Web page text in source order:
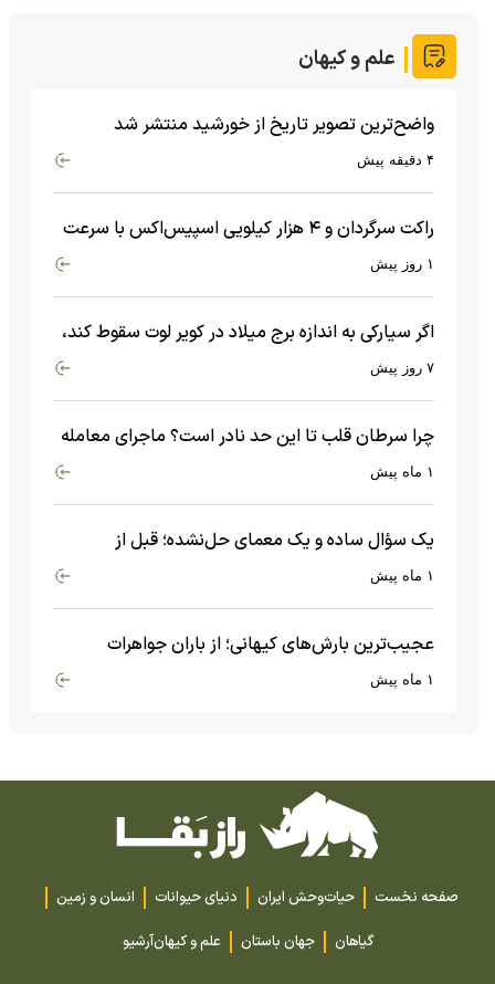
علم و کیهان
واضح‌ترین تصویر تاریخ از خورشید منتشر شد
۴ دقیقه پیش
راکت سرگردان و ۴ هزار کیلویی اسپیس‌اکس با سرعت
هشت هزار و ۶۹۰ کیلومتر در ساعت به ماه برخورد کرد۱ روز پیش
اگر سیارکی به اندازه برج میلاد در کویر لوت سقوط کند،
چه اتفاقی می‌افتد؟
۷ روز پیش
چرا سرطان قلب تا این حد نادر است؟ ماجرای معامله
عجیبی که در بدن اتفاق می‌افتد!۱ ماه پیش
یک سؤال ساده و یک معمای حل‌نشده؛ قبل از
بیگ‌بنگ و آغاز جهان چه چیزی وجود داشت؟۱ ماه پیش
عجیب‌ترین بارش‌های کیهانی؛ از باران جواهرات
گران‌قیمت تا بارش آهن و شیشه۱ ماه پیش
صفحه نخست حیات‌وحش ایران دنیای حیوانات
انسان و زمین
گیاهان
جهان باستان علم و کیهانآرشیو